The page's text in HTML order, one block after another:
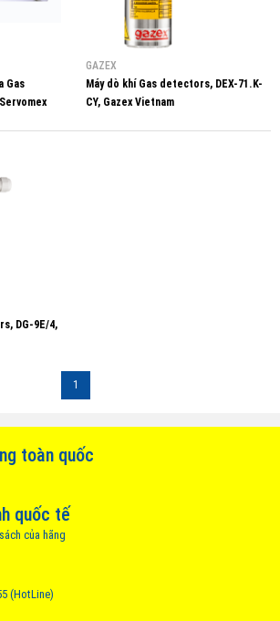
Gas
GAZEX
Máy dò khí Gas detectors, DEX-71.K-
CY, Gazex Vietnam
DG-9E/4,
1
toàn quốc
quốc tế
của hãng
(HotLine)